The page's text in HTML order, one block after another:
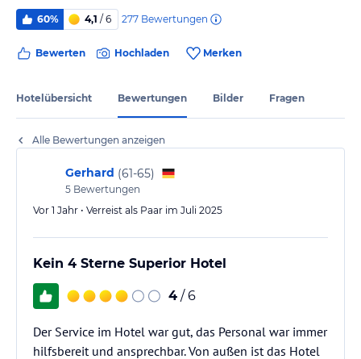
60% 4,1 / 6 277 Bewertungen
Bewerten Hochladen Merken
Hotelübersicht Bewertungen Bilder Fragen
Alle Bewertungen anzeigen
Gerhard (61-65)
5 Bewertungen
Vor 1 Jahr • Verreist als Paar im Juli 2025
Kein 4 Sterne Superior Hotel
4 / 6
Der Service im Hotel war gut, das Personal war immer
hilfsbereit und ansprechbar. Von außen ist das Hotel